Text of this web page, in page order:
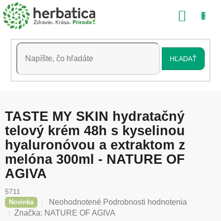
Prejsť
na
obsah
HĽADAŤ
TASTE MY SKIN hydratačný
telový krém 48h s kyselinou
hyaluronóvou a extraktom z
melóna 300ml - NATURE OF
AGIVA
5711
Novinka
Priemerné
hodnotenie
Neohodnotené Podrobnosti hodnotenia
Značka: NATURE OF AGIVA